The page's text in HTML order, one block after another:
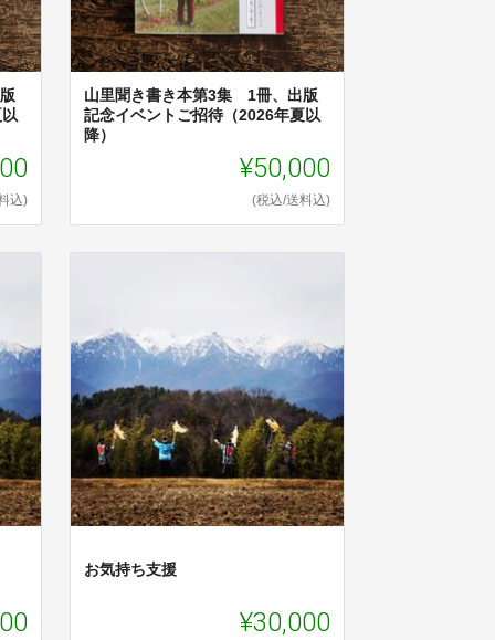
込)
山里聞き書き本第3集 1冊、出版
記念イベントご招待（2026年夏以
降）
¥50,000
(税込/送料込)
お気持ち支援
¥30,000